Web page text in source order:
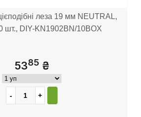
леза 19 мм NEUTRAL,
шт., DIY-KN1902BN/10BOX
5385₴